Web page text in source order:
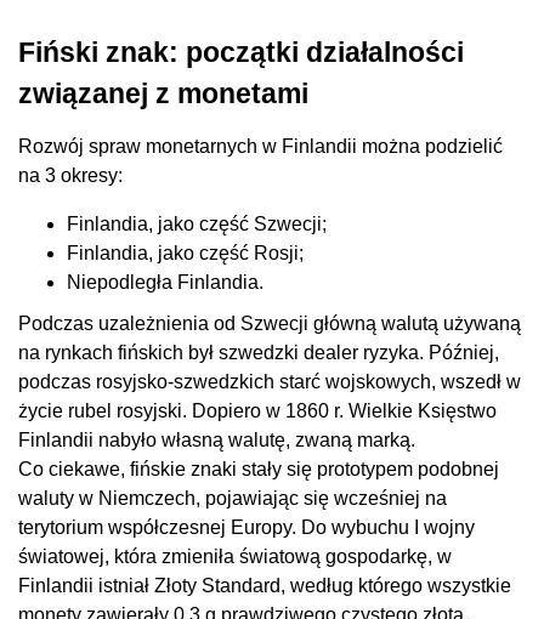
Fiński znak: początki działalności
związanej z monetami
Rozwój spraw monetarnych w Finlandii można podzielić
na 3 okresy:
Finlandia, jako część Szwecji;
Finlandia, jako część Rosji;
Niepodległa Finlandia.
Podczas uzależnienia od Szwecji główną walutą używaną
na rynkach fińskich był szwedzki dealer ryzyka. Później,
podczas rosyjsko-szwedzkich starć wojskowych, wszedł w
życie rubel rosyjski. Dopiero w 1860 r. Wielkie Księstwo
Finlandii nabyło własną walutę, zwaną marką.
Co ciekawe, fińskie znaki stały się prototypem podobnej
waluty w Niemczech, pojawiając się wcześniej na
terytorium współczesnej Europy. Do wybuchu I wojny
światowej, która zmieniła światową gospodarkę, w
Finlandii istniał Złoty Standard, według którego wszystkie
monety zawierały 0,3 g prawdziwego czystego złota.